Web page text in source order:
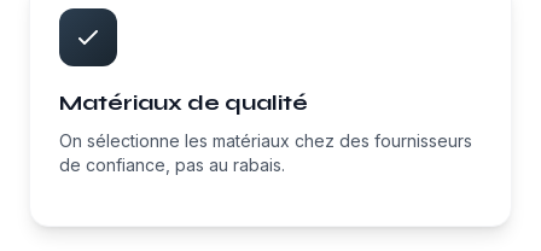
Matériaux de qualité
On sélectionne les matériaux chez des fournisseurs
de confiance, pas au rabais.